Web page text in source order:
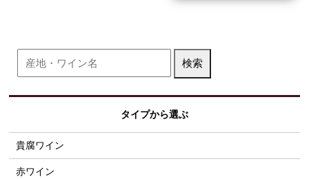
タイプから選ぶ
貴腐ワイン
赤ワイン